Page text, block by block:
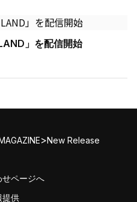
」を配信開始
>New Release
せページへ
提供